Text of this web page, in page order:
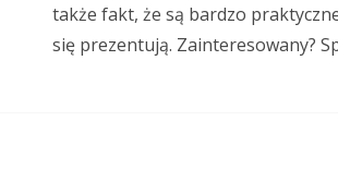
także fakt, że są bardzo
się prezentują. Zainteresowany?